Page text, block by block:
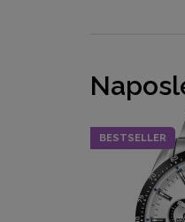
BESTSELLER